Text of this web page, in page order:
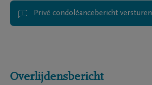
Privé condoléancebericht versturen
Overlijdensbericht